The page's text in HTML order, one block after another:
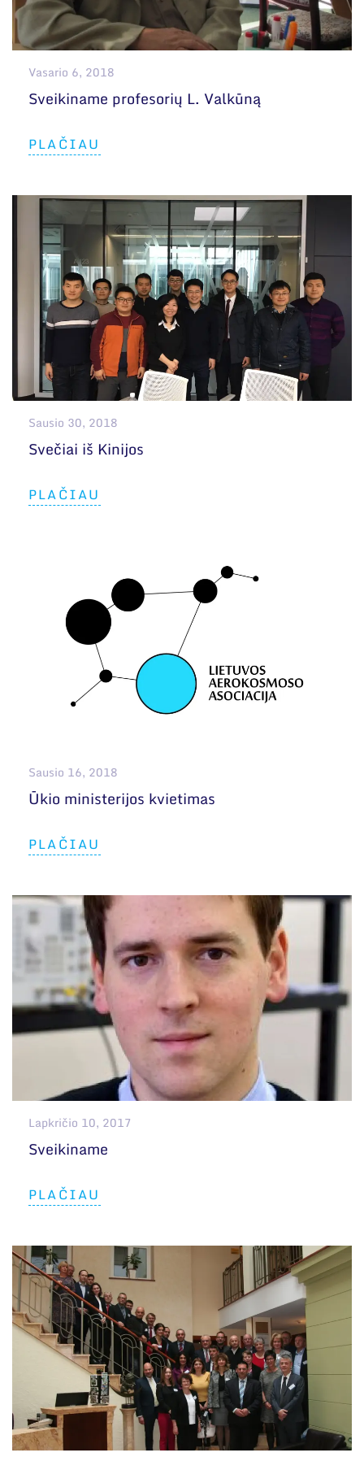
organizacijose bei asociacijose
Bendri rekvizitai
Vasario 6, 2018
Sveikiname profesorių L. Valkūną
PLAČIAU
Sausio 30, 2018
Svečiai iš Kinijos
PLAČIAU
Sausio 16, 2018
Ūkio ministerijos kvietimas
PLAČIAU
Lapkričio 10, 2017
Sveikiname
PLAČIAU